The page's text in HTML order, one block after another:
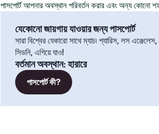
পাসপোর্ট আপনার অবস্থান পরিবর্তন করার এবং অন্য কোনো
যেকোনো জায়গায় যাওয়ার জন্য পাসপোর্ট
সারা বিশ্বের যেকারো সাথে ম্যাচ৷ প্যারিস, লস এঞ্জেলেস,
সিডনি, এগিয়ে যাও!
বর্তমান অবস্থান: হারারে
পাসপোর্ট কী?